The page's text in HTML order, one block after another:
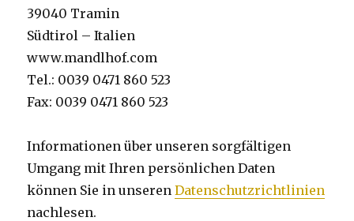
39040 Tramin
Südtirol – Italien
www.mandlhof.com
Tel.: 0039 0471 860 523
Fax: 0039 0471 860 523
Informationen über unseren sorgfältigen
Umgang mit Ihren persönlichen Daten
können Sie in unserenDatenschutzrichtlinien
nachlesen.